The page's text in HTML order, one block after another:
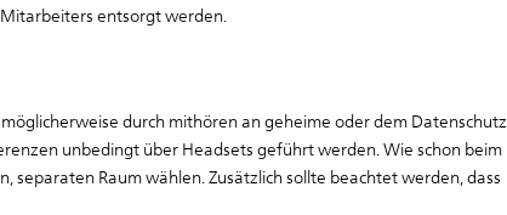
entsorgt werden.
durch mithören an geheime oder dem Datenschutz
unbedingt über Headsets geführt werden. Wie schon beim
Raum wählen. Zusätzlich sollte beachtet werden, dass